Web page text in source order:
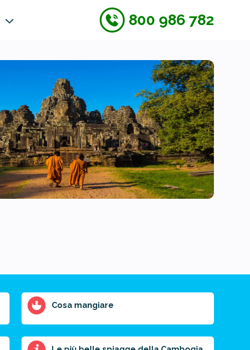
800 986 782
Cosa mangiare